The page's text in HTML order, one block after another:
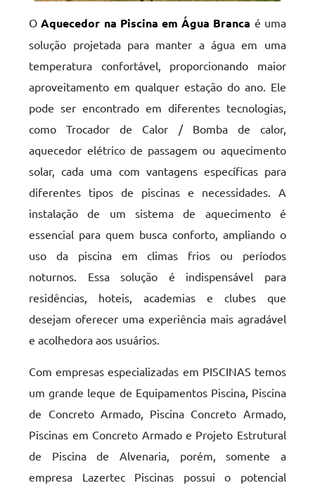
OAquecedor na Piscina em Água Branca é uma
solução projetada para manter a água em uma
temperatura confortável, proporcionando maior
aproveitamento em qualquer estação do ano. Ele
pode ser encontrado em diferentes tecnologias,
como Trocador de Calor / Bomba de calor,
aquecedor elétrico de passagem ou aquecimento
solar, cada uma com vantagens específicas para
diferentes tipos de piscinas e necessidades. A
instalação de um sistema de aquecimento é
essencial para quem busca conforto, ampliando o
uso da piscina em climas frios ou períodos
noturnos. Essa solução é indispensável para
residências, hoteis, academias e clubes que
desejam oferecer uma experiência mais agradável
e acolhedora aos usuários.
Com empresas especializadas em PISCINAS temos
um grande leque de Equipamentos Piscina, Piscina
de Concreto Armado, Piscina Concreto Armado,
Piscinas em Concreto Armado e Projeto Estrutural
de Piscina de Alvenaria, porém, somente a
empresa Lazertec Piscinas possui o potencial